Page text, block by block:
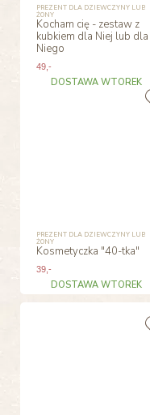
PREZENT DLA DZIEWCZYNY LUB
ŻONY
Kocham cię - zestaw z
kubkiem dla Niej lub dla
Niego
49,-
DOSTAWA WTOREK
PREZENT DLA DZIEWCZYNY LUB
ŻONY
Kosmetyczka "40-tka"
39,-
DOSTAWA WTOREK